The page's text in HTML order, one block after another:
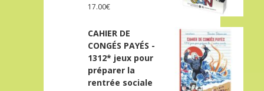
17.00€
CAHIER DE
CONGÉS PAYÉS -
1312* jeux pour
préparer la
rentrée sociale